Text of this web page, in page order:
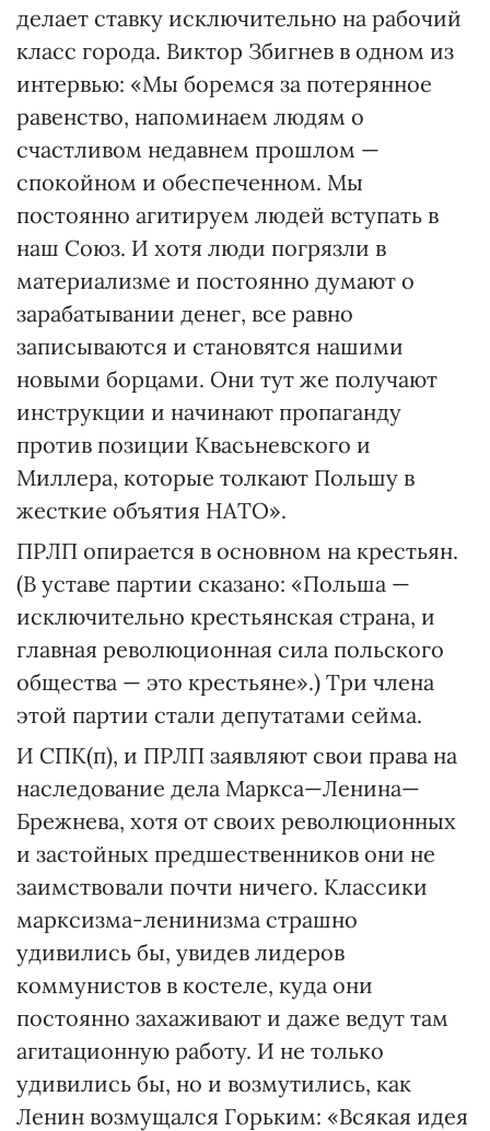
делает ставку исключительно на рабочий
класс города. Виктор Збигнев в одном из
интервью: «Мы боремся за потерянное
равенство, напоминаем людям о
счастливом недавнем прошлом —
спокойном и обеспеченном. Мы
постоянно агитируем людей вступать в
наш Союз. И хотя люди погрязли в
материализме и постоянно думают о
зарабатывании денег, все равно
записываются и становятся нашими
новыми борцами. Они тут же получают
инструкции и начинают пропаганду
против позиции Квасьневского и
Миллера, которые толкают Польшу в
жесткие объятия НАТО».
ПРЛП опирается в основном на крестьян.
(В уставе партии сказано: «Польша —
исключительно крестьянская страна, и
главная революционная сила польского
общества — это крестьяне».) Три члена
этой партии стали депутатами сейма.
И СПК(п), и ПРЛП заявляют свои права на
наследование дела Маркса—Ленина—
Брежнева, хотя от своих революционных
и застойных предшественников они не
заимствовали почти ничего. Классики
марксизма-ленинизма страшно
удивились бы, увидев лидеров
коммунистов в костеле, куда они
постоянно захаживают и даже ведут там
агитационную работу. И не только
удивились бы, но и возмутились, как
Ленин возмущался Горьким: «Всякая идея